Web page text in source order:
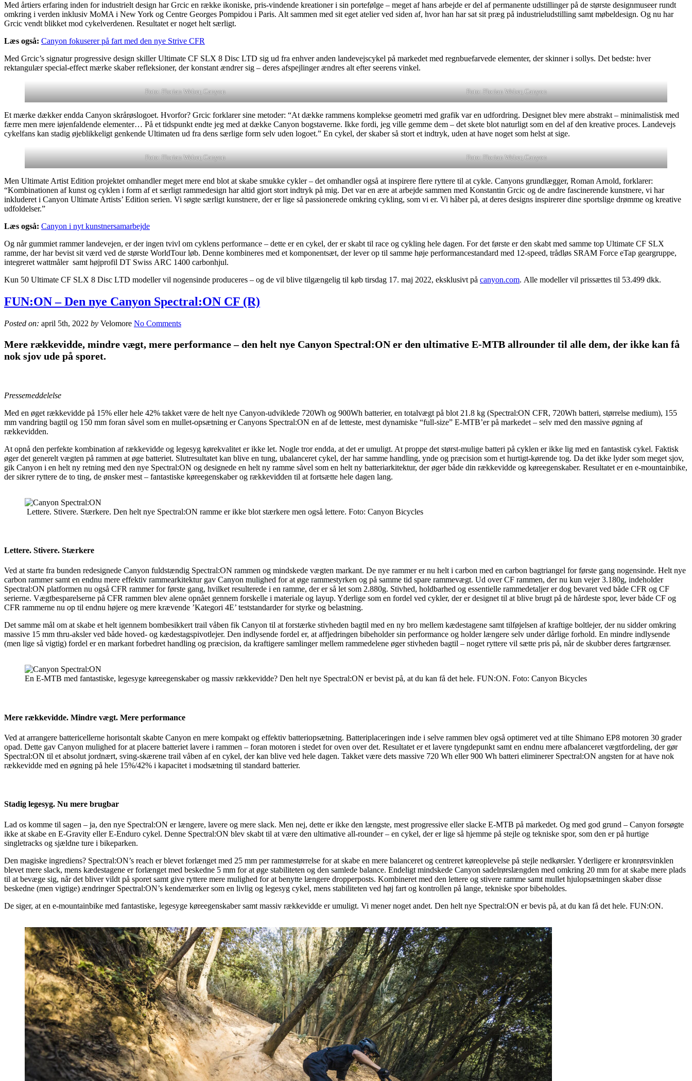
Med årtiers erfaring inden for industrielt design har Grcic en række ikoniske, pris-vindende kreationer i sin portefølge – meget af hans arbejde er del af permanente udstillinger på de største designmuseer rundt
omkring i verden inklusiv MoMA i New York og Centre Georges Pompidou i Paris. Alt sammen med sit eget atelier ved siden af, hvor han har sat sit præg på industrieludstilling samt møbeldesign. Og nu har
Grcic vendt blikket mod cykelverdenen. Resultatet er noget helt særligt.
Læs også: Canyon fokuserer på fart med den nye Strive CFR
Med Grcic’s signatur progressive design skiller Ultimate CF SLX 8 Disc LTD sig ud fra enhver anden landevejscykel på markedet med regnbuefarvede elementer, der skinner i sollys. Det bedste: hver
rektangulær special-effect mærke skaber refleksioner, der konstant ændrer sig – deres afspejlinger ændres alt efter seerens vinkel.
Foto: Florian Weber, Canyon Foto: Florian Weber, Canyon
Et mærke dækker endda Canyon skrårøslogoet. Hvorfor? Grcic forklarer sine metoder: “At dække rammens komplekse geometri med grafik var en udfordring. Designet blev mere abstrakt – minimalistisk med
færre men mere iøjenfaldende elementer… På et tidspunkt endte jeg med at dække Canyon bogstaverne. Ikke fordi, jeg ville gemme dem – det skete blot naturligt som en del af den kreative proces. Landevejs
cykelfans kan stadig øjeblikkeligt genkende Ultimaten ud fra dens særlige form selv uden logoet.” En cykel, der skaber så stort et indtryk, uden at have noget som helst at sige.
Foto: Florian Weber, Canyon Foto: Florian Weber, Canyon
Men Ultimate Artist Edition projektet omhandler meget mere end blot at skabe smukke cykler – det omhandler også at inspirere flere ryttere til at cykle. Canyons grundlægger, Roman Arnold, forklarer:
“Kombinationen af kunst og cyklen i form af et særligt rammedesign har altid gjort stort indtryk på mig. Det var en ære at arbejde sammen med Konstantin Grcic og de andre fascinerende kunstnere, vi har
inkluderet i Canyon Ultimate Artists’ Edition serien. Vi søgte særligt kunstnere, der er lige så passionerede omkring cykling, som vi er. Vi håber på, at deres designs inspirerer dine sportslige drømme og kreative
udfoldelser.”
Læs også: Canyon i nyt kunstnersamarbejde
Og når gummiet rammer landevejen, er der ingen tvivl om cyklens performance – dette er en cykel, der er skabt til race og cykling hele dagen. For det første er den skabt med samme top Ultimate CF SLX
ramme, der har bevist sit værd ved de største WorldTour løb. Denne kombineres med et komponentsæt, der lever op til samme høje performancestandard med 12-speed, trådløs SRAM Force eTap geargruppe,
integreret wattmåler samt højprofil DT Swiss ARC 1400 carbonhjul.
Kun 50 Ultimate CF SLX 8 Disc LTD modeller vil nogensinde produceres – og de vil blive tilgængelig til køb tirsdag 17. maj 2022, eksklusivt på canyon.com. Alle modeller vil prissættes til 53.499 dkk.
FUN:ON – Den nye Canyon Spectral:ON CF (R)
Posted on: april 5th, 2022 by Velomore No Comments
Mere rækkevidde, mindre vægt, mere performance – den helt nye Canyon Spectral:ON er den ultimative E-MTB allrounder til alle dem, der ikke kan få
nok sjov ude på sporet.
Pressemeddelelse
Med en øget rækkevidde på 15% eller hele 42% takket være de helt nye Canyon-udviklede 720Wh og 900Wh batterier, en totalvægt på blot 21.8 kg (Spectral:ON CFR, 720Wh batteri, størrelse medium), 155
mm vandring bagtil og 150 mm foran såvel som en mullet-opsætning er Canyons Spectral:ON en af de letteste, mest dynamiske “full-size” E-MTB’er på markedet – selv med den massive øgning af
rækkevidden.
At opnå den perfekte kombination af rækkevidde og legesyg kørekvalitet er ikke let. Nogle tror endda, at det er umuligt. At proppe det størst-mulige batteri på cyklen er ikke lig med en fantastisk cykel. Faktisk
øger det generelt vægten på rammen at øge batteriet. Slutresultatet kan blive en tung, ubalanceret cykel, der har samme handling, ynde og præcision som et hurtigt-kørende tog. Da det ikke lyder som meget sjov,
gik Canyon i en helt ny retning med den nye Spectral:ON og designede en helt ny ramme såvel som en helt ny batteriarkitektur, der øger både din rækkevidde og køreegenskaber. Resultatet er en e-mountainbike,
der sikrer ryttere de to ting, de ønsker mest – fantastiske køreegenskaber og rækkevidden til at fortsætte hele dagen lang.
Lettere. Stivere. Stærkere. Den helt nye Spectral:ON ramme er ikke blot stærkere men også lettere. Foto: Canyon Bicycles
Lettere. Stivere. Stærkere
Ved at starte fra bunden redesignede Canyon fuldstændig Spectral:ON rammen og mindskede vægten markant. De nye rammer er nu helt i carbon med en carbon bagtriangel for første gang nogensinde. Helt nye
carbon rammer samt en endnu mere effektiv rammearkitektur gav Canyon mulighed for at øge rammestyrken og på samme tid spare rammevægt. Ud over CF rammen, der nu kun vejer 3.180g, indeholder
Spectral:ON platformen nu også CFR rammer for første gang, hvilket resulterede i en ramme, der er så let som 2.880g. Stivhed, holdbarhed og essentielle rammedetaljer er dog bevaret ved både CFR og CF
serierne. Vægtbesparelserne på CFR rammen blev alene opnået gennem forskelle i materiale og layup. Yderlige som en fordel ved cykler, der er designet til at blive brugt på de hårdeste spor, lever både CF og
CFR rammerne nu op til endnu højere og mere krævende ’Kategori 4E’ teststandarder for styrke og belastning.
Det samme mål om at skabe et helt igennem bombesikkert trail våben fik Canyon til at forstærke stivheden bagtil med en ny bro mellem kædestagene samt tilføjelsen af kraftige boltlejer, der nu sidder omkring
massive 15 mm thru-aksler ved både hoved- og kædestagspivotlejer. Den indlysende fordel er, at affjedringen bibeholder sin performance og holder længere selv under dårlige forhold. En mindre indlysende
(men lige så vigtig) fordel er en markant forbedret handling og præcision, da kraftigere samlinger mellem rammedelene øger stivheden bagtil – noget ryttere vil sætte pris på, når de skubber deres fartgrænser.
En E-MTB med fantastiske, legesyge køreegenskaber og massiv rækkevidde? Den helt nye Spectral:ON er bevist på, at du kan få det hele. FUN:ON. Foto: Canyon Bicycles
Mere rækkevidde. Mindre vægt. Mere performance
Ved at arrangere battericellerne horisontalt skabte Canyon en mere kompakt og effektiv batteriopsætning. Batteriplaceringen inde i selve rammen blev også optimeret ved at tilte Shimano EP8 motoren 30 grader
opad. Dette gav Canyon mulighed for at placere batteriet lavere i rammen – foran motoren i stedet for oven over det. Resultatet er et lavere tyngdepunkt samt en endnu mere afbalanceret vægtfordeling, der gør
Spectral:ON til et absolut jordnært, sving-skærene trail våben af en cykel, der kan blive ved hele dagen. Takket være dets massive 720 Wh eller 900 Wh batteri eliminerer Spectral:ON angsten for at have nok
rækkevidde med en øgning på hele 15%/42% i kapacitet i modsætning til standard batterier.
Stadig legesyg. Nu mere brugbar
Lad os komme til sagen – ja, den nye Spectral:ON er længere, lavere og mere slack. Men nej, dette er ikke den længste, mest progressive eller slacke E-MTB på markedet. Og med god grund – Canyon forsøgte
ikke at skabe en E-Gravity eller E-Enduro cykel. Denne Spectral:ON blev skabt til at være den ultimative all-rounder – en cykel, der er lige så hjemme på stejle og tekniske spor, som den er på hurtige
singletracks og sjældne ture i bikeparken.
Den magiske ingrediens? Spectral:ON’s reach er blevet forlænget med 25 mm per rammestørrelse for at skabe en mere balanceret og centreret køreoplevelse på stejle nedkørsler. Yderligere er kronrørsvinklen
blevet mere slack, mens kædestagene er forlænget med beskedne 5 mm for at øge stabiliteten og den samlede balance. Endeligt mindskede Canyon sadelrørslængden med omkring 20 mm for at skabe mere plads
til at bevæge sig, når det bliver vildt på sporet samt give ryttere mere mulighed for at benytte længere dropperposts. Kombineret med den lettere og stivere ramme samt mullet hjulopsætningen skaber disse
beskedne (men vigtige) ændringer Spectral:ON’s kendemærker som en livlig og legesyg cykel, mens stabiliteten ved høj fart og kontrollen på lange, tekniske spor bibeholdes.
De siger, at en e-mountainbike med fantastiske, legesyge køreegenskaber samt massiv rækkevidde er umuligt. Vi mener noget andet. Den helt nye Spectral:ON er bevis på, at du kan få det hele. FUN:ON.